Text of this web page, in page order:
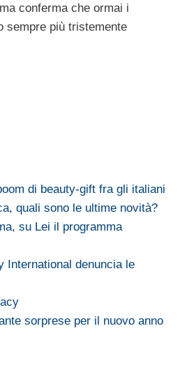
conferma che ormai i
sempre più tristemente
di beauty-gift fra gli italiani
quali sono le ultime novità?
su Lei il programma
International denuncia le
sorprese per il nuovo anno